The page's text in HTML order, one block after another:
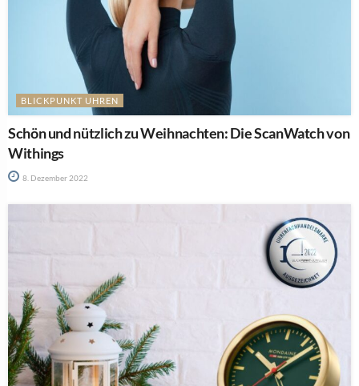
BLICKPUNKT UHREN
Schön und nützlich zu Weihnachten: Die ScanWatch von
Withings
8. Dezember 2022